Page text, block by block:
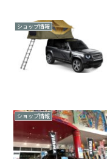
ショップ情報
ショップ情報